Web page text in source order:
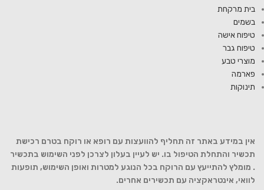
בית מרקחת
בשמים
טיפוח אישה
טיפוח גבר
מוצרי טבע
פארמה
תינוקות
אין במידע באתר זה תחליף להוועצות עם רופא או רוקח בטרם רכישת
תכשיר והתחלת הטיפול בו. יש לעיין בעלון לצרכן לפני השימוש בתכשיר
. מומלץ להתייעץ עם הרוקח בכל הנוגע למטרות ואופן השימוש, תופעות
לוואי, אינטראקציה עם תכשירים אחרים.